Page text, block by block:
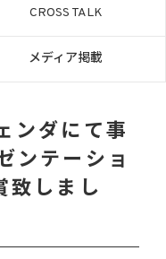
CROSS TALK
メディア掲載
ンダにて事
ンテーショ
致しまし